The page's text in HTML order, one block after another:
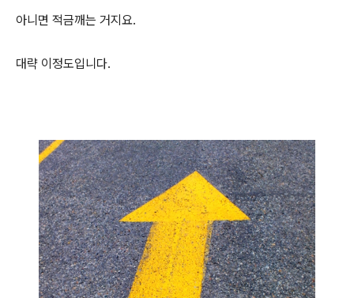
아니면 적금깨는 거지요.
대략 이정도입니다.